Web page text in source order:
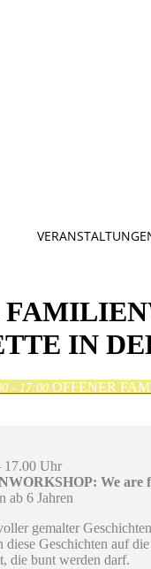
IN
- 17:00 OFFENER
17.00 Uhr
We are
ab 6 Jahren
gemalter
Geschichten auf
die bunt werden darf.